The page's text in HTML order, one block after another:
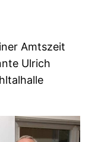
Amtszeit
Ulrich